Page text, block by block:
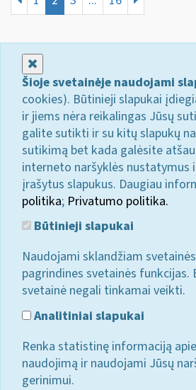
Šioje svetainėje naudojami
cookies). Būtinieji slapukai
ir jiems nėra reikalingas Jūsų
galite sutikti ir su kitų slapukų
sutikimą bet kada galėsite
interneto naršyklės nustatymus
įrašytus slapukus. Daugiau
politika; Privatumo politika.
Būtinieji slapukai
Naudojami sklandžiam
pagrindines svetainės funkcijas.
svetainė negali tinkamai veikti.
Analitiniai slapukai
Renka statistinę informaciją
naudojimą ir naudojami Jūsų
gerinimui.